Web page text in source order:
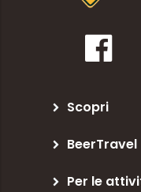
Scopri
BeerTravel
Per le